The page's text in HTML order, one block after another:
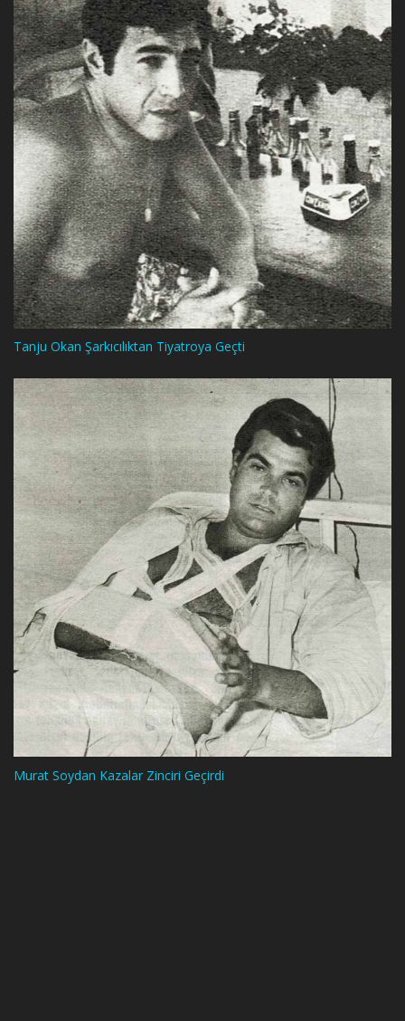
Tanju Okan Şarkıcılıktan Tiyatroya Geçti
Murat Soydan Kazalar Zinciri Geçirdi